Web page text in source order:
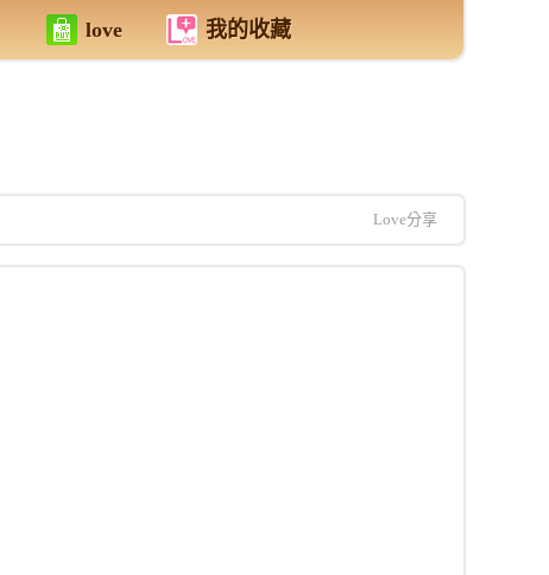
love 我的收藏
Love分享